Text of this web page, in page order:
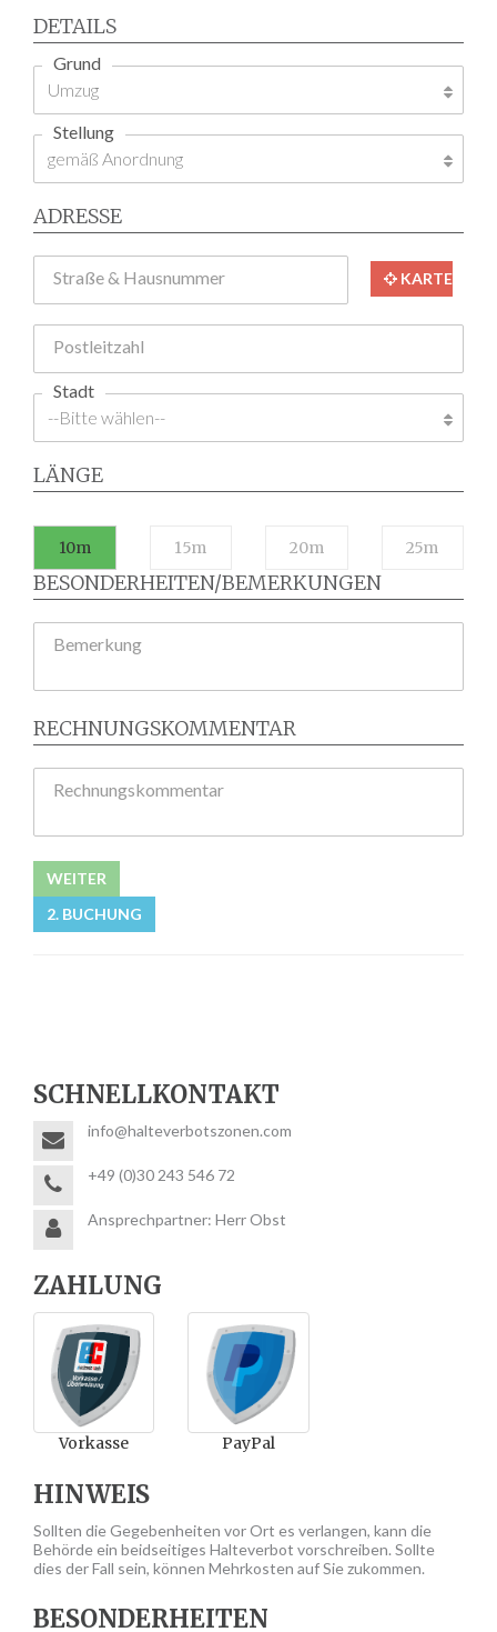
DETAILS
Grund
Stellung
ADRESSE
Straße & Hausnummer KARTE
Postleitzahl
Stadt
LÄNGE
10m 15m 20m 25m
BESONDERHEITEN/BEMERKUNGEN
Bemerkung
RECHNUNGSKOMMENTAR
Rechnungskommentar
WEITER
2. BUCHUNG
SCHNELLKONTAKT
info@halteverbotszonen.com
+49 (0)30 243 546 72
Ansprechpartner: Herr Obst
ZAHLUNG
Vorkasse PayPal
HINWEIS
Sollten die Gegebenheiten vor Ort es verlangen, kann die
Behörde ein beidseitiges Halteverbot vorschreiben. Sollte
dies der Fall sein, können Mehrkosten auf Sie zukommen.
BESONDERHEITEN